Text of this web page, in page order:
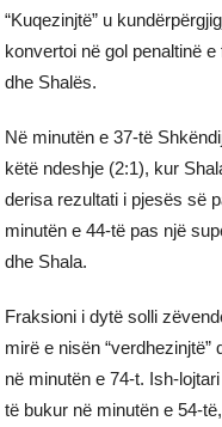
“Kuqezinjtë” u
konvertoi në gol penaltinë
dhe Shalës.
Në minutën e 37-të
këtë ndeshje (2:1), kur
derisa rezultati i pjesës së
minutën e 44-të pas një
dhe Shala.
Fraksioni i dytë solli
mirë e nisën
në minutën e 74-t. Ish-
të bukur në minutën e 54-